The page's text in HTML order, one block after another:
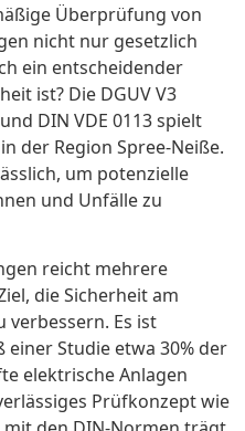
Überprüfung von
nicht nur gesetzlich
ein entscheidender
ist? Die DGUV V3
DIN VDE 0113 spielt
der Region Spree-Neiße.
um potenzielle
und Unfälle zu
reicht mehrere
die Sicherheit am
Es ist
Studie etwa 30% der
elektrische Anlagen
Prüfkonzept wie